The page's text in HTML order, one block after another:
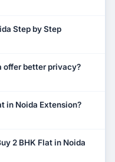
Step by Step
offer better privacy?
in Noida Extension?
2 BHK Flat in Noida